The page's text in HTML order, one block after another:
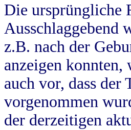
Die ursprüngliche
Ausschlaggebend
z.B. nach der
anzeigen konnten,
auch vor, dass
vorgenommen
der derzeitigen